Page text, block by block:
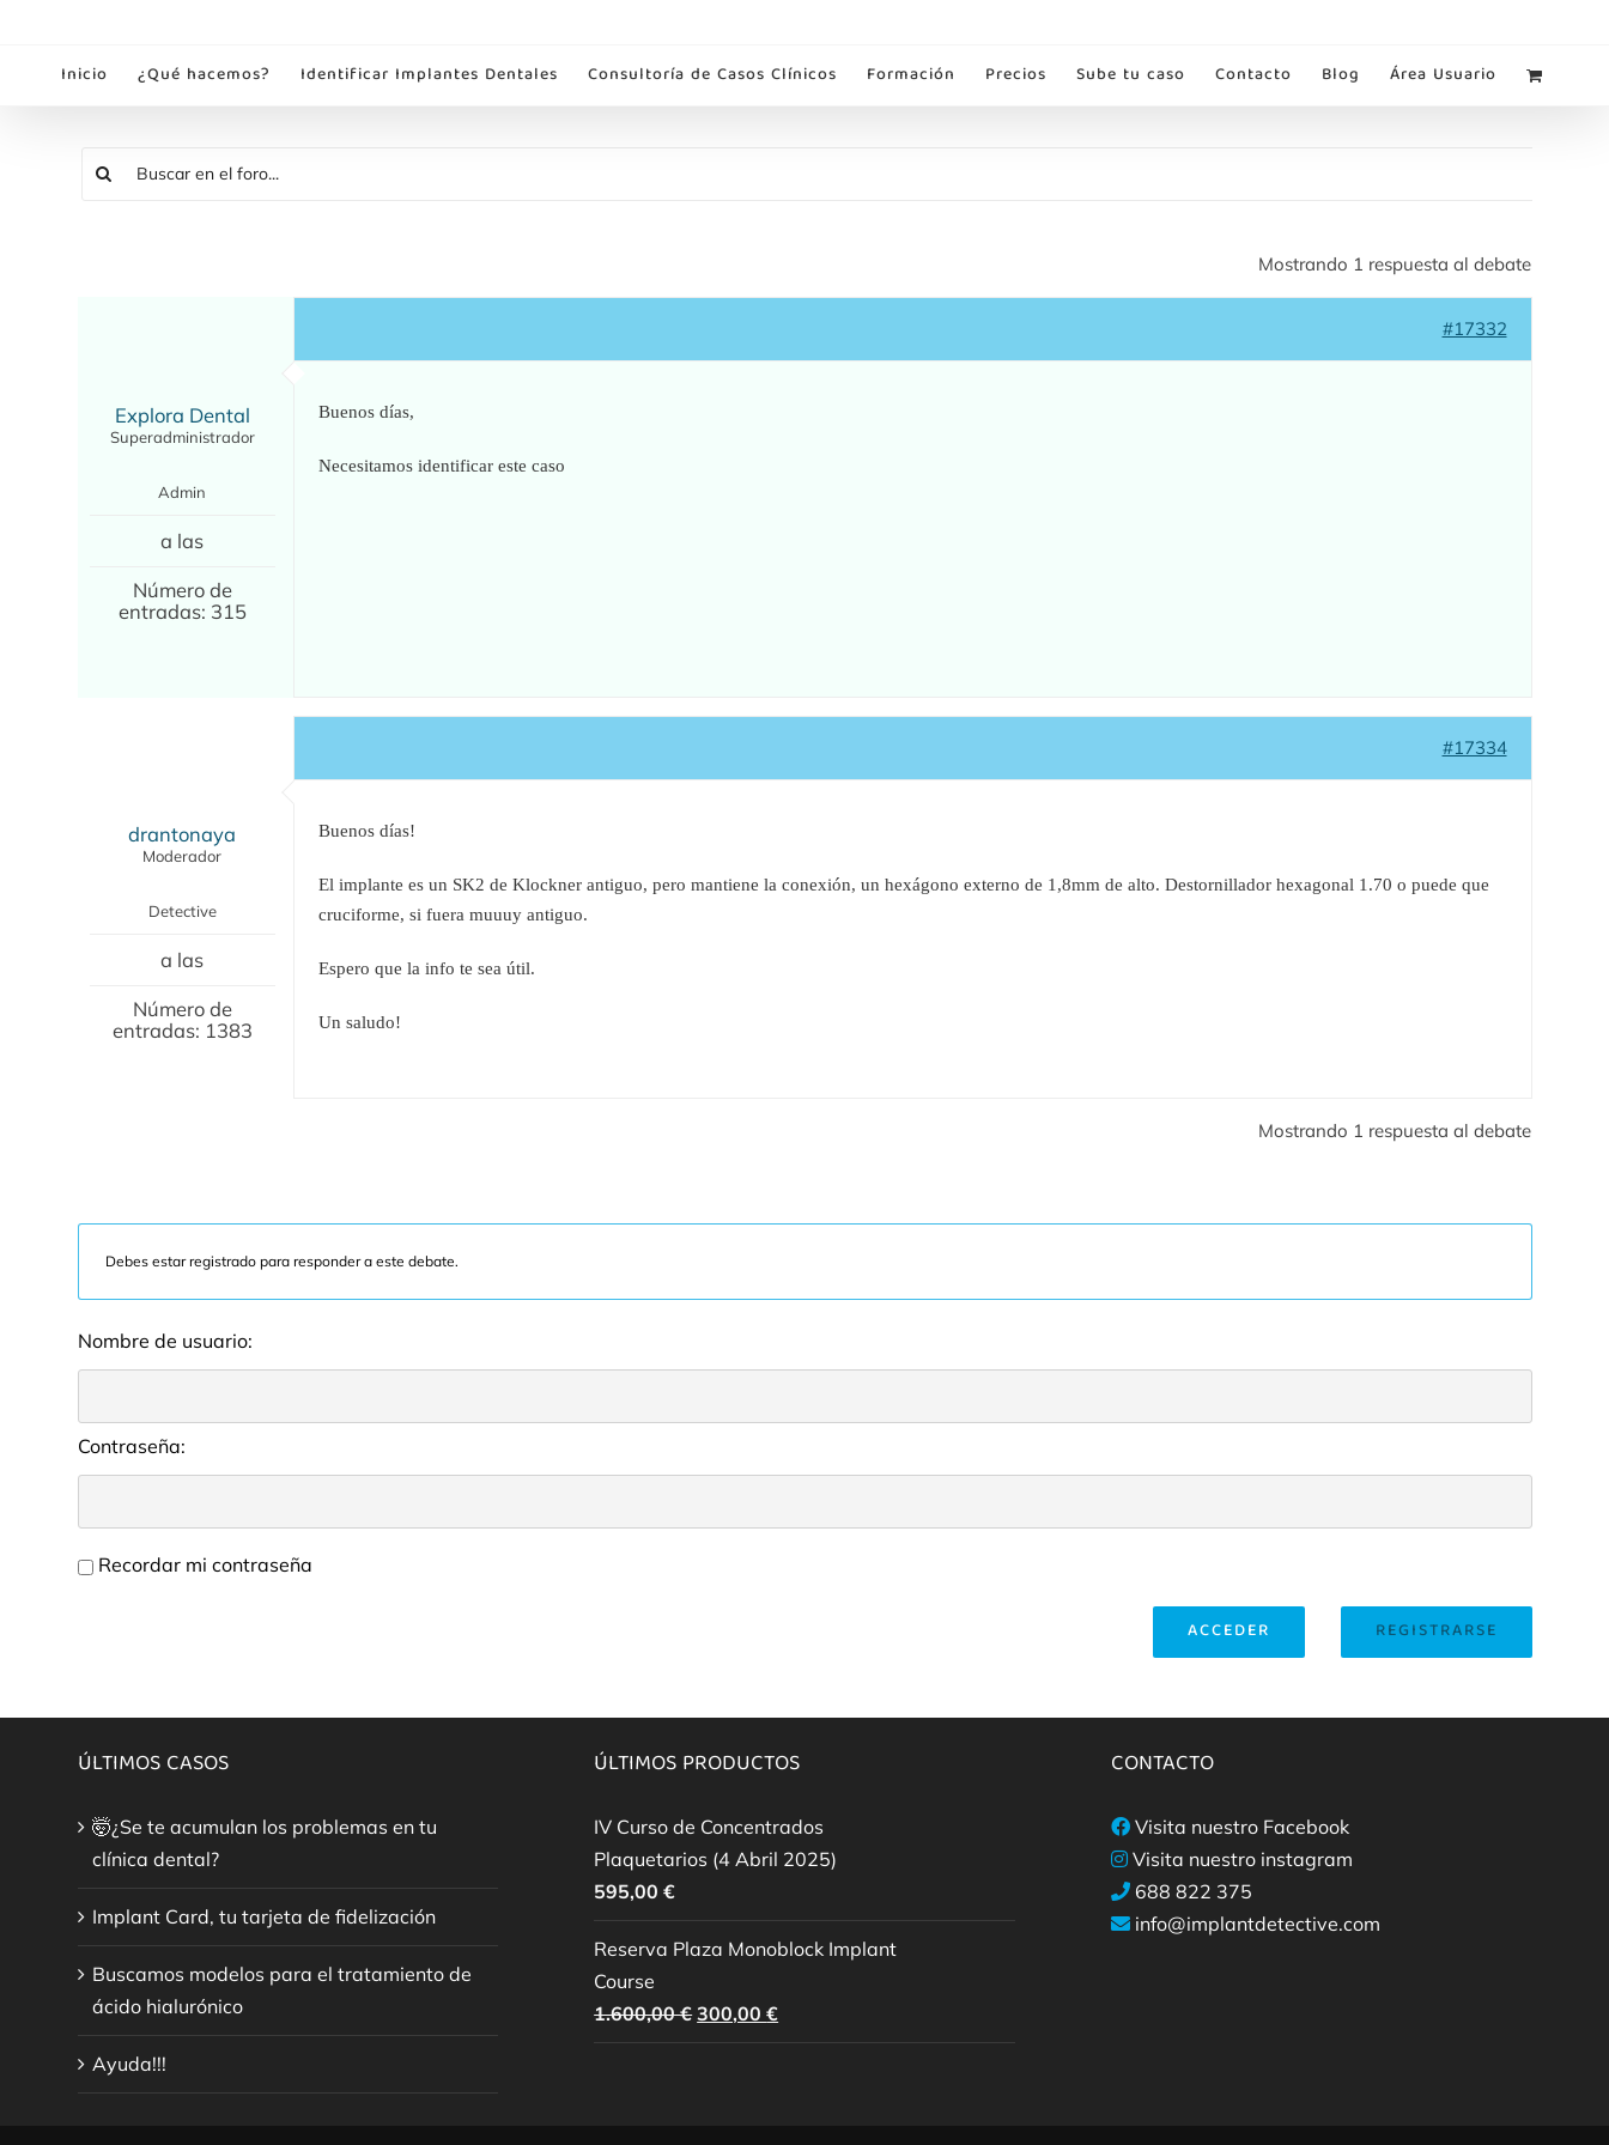
contenidoInicio ¿Qué hacemos? Identificar Implantes Dentales Consultoría de Casos Clínicos Formación Precios Sube tu caso Contacto Blog Área Usuario
Mostrando 1 respuesta al debate
Explora Dental
Superadministrador
Admin
a las
Número de
entradas: 315
#17332
Buenos días,
Necesitamos identificar este caso
drantonaya
Moderador
Detective
a las
Número de
entradas: 1383
#17334
Buenos días!
El implante es un SK2 de Klockner antiguo, pero mantiene la conexión, un hexágono externo de 1,8mm de alto. Destornillador hexagonal 1.70 o puede que
cruciforme, si fuera muuuy antiguo.
Espero que la info te sea útil.
Un saludo!
Mostrando 1 respuesta al debate
Debes estar registrado para responder a este debate.
Nombre de usuario:
Contraseña:
Recordar mi contraseña
REGISTRARSE
ACCEDER
ÚLTIMOS CASOS
🤯¿Se te acumulan los problemas en tu
clínica dental?
Implant Card, tu tarjeta de fidelización
Buscamos modelos para el tratamiento de
ácido hialurónico
Ayuda!!!
ÚLTIMOS PRODUCTOS
IV Curso de Concentrados
Plaquetarios (4 Abril 2025)
595,00€
Reserva Plaza Monoblock Implant
Course
1.600,00€El
precio
300,00€El
precio
CONTACTO
Visita nuestro Facebook
Visita nuestro instagram
688 822 375
info@implantdetective.com